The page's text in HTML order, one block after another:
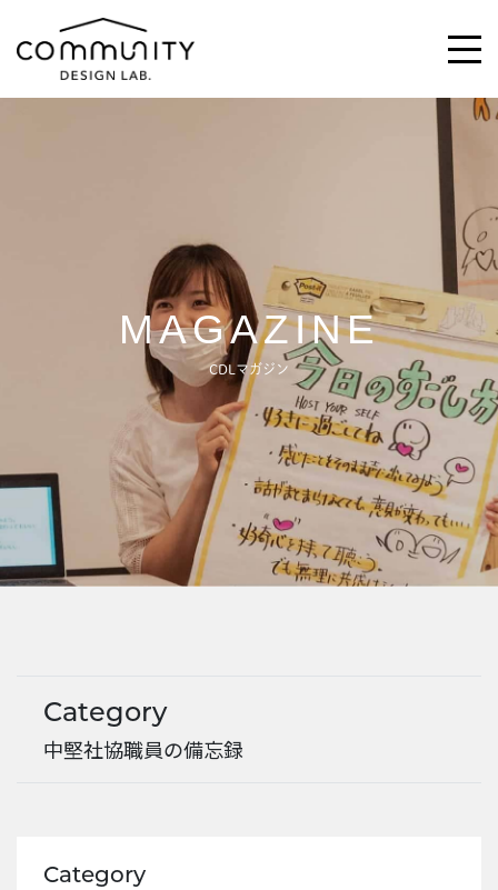
ABOUT
ACTIVITIES
MAGAZINE
NEWS
EVENTS
MAGAZINE
CDLマガジン
Category
中堅社協職員の備忘録
Category